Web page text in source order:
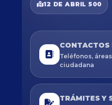
12 DE ABRIL 500
CONTACTOS
Teléfonos,
ciudadana
TRÁMITES Y